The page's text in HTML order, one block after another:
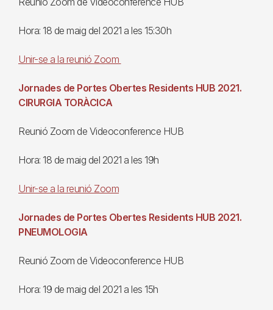
Hora: 18 de maig del 2021 a les 15:30h
Unir-se a la reunió Zoom
Jornades de Portes Obertes Residents HUB 2021.
CIRURGIA TORÀCICA
Reunió Zoom de Videoconference HUB
Hora: 18 de maig del 2021 a les 19h
Unir-se a la reunió Zoom
Jornades de Portes Obertes Residents HUB 2021.
PNEUMOLOGIA
Reunió Zoom de Videoconference HUB
Hora: 19 de maig del 2021 a les 15h